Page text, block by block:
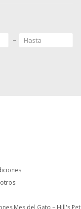
Mes del Gato – Hill's Pet